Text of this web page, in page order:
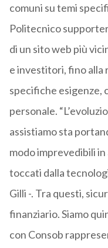
comuni su temi
Politecnico
di un sito web più
e investitori, fino alla
specifiche esigenze,
personale.
assistiamo sta
modo imprevedibili
toccati dalla
Gilli -. Tra questi,
finanziario. Siamo
con Consob